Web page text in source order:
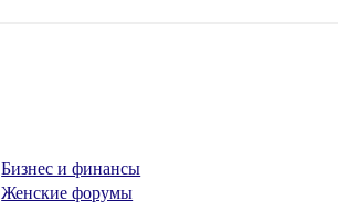
Бизнес и финансы
Женские форумы